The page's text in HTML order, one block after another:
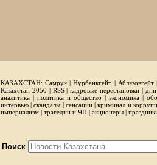
КАЗАХСТАН: Самрук |Нурбанкгейт | Аблязовгейт
Казахстан-2050 | RSS|кадровые перестановки|
аналитика | политика и общество | экономика |
интервью |скандалы | сенсации|криминал и
империализм | трагедии и ЧП | акционеры |
Поиск